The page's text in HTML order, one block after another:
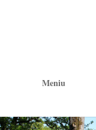
Meniu